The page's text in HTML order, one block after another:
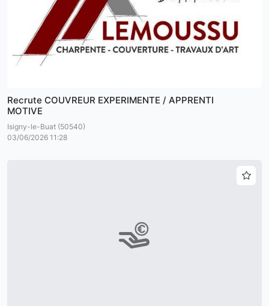
Recrute COUVREUR EXPERIMENTE / APPRENTI
MOTIVE
Isigny-le-Buat (50540)
03/06/2026 11:28